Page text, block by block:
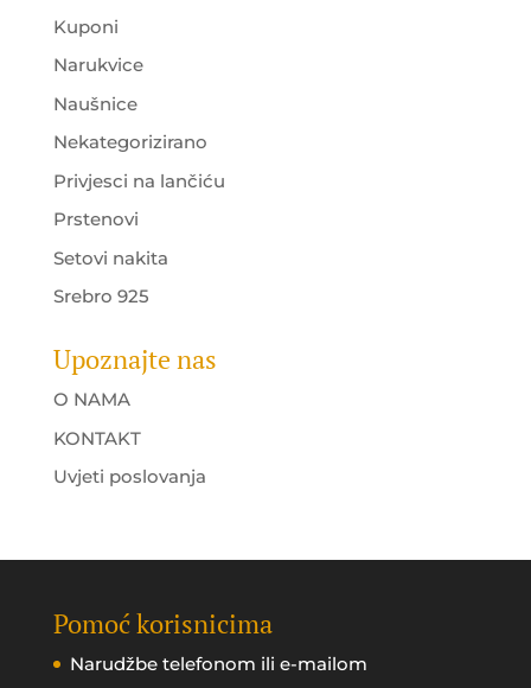
Kuponi
Narukvice
Naušnice
Nekategorizirano
Privjesci na lančiću
Prstenovi
Setovi nakita
Srebro 925
Upoznajte nas
O NAMA
KONTAKT
Uvjeti poslovanja
Pomoć korisnicima
Narudžbe telefonom ili e-mailom